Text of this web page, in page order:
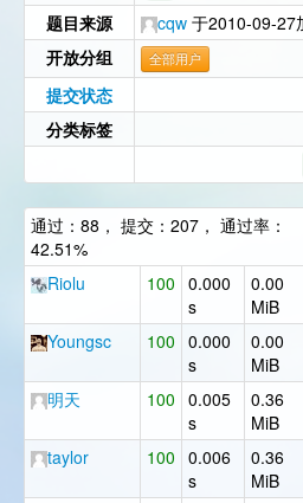
题目来源 cqw 于2010-09-27
开放分组
全部用户
提交状态
分类标签
通过：88， 提交：207， 通过率：
42.51%
Riolu
100 0.000
s
0.00
MiB
Youngsc 100 0.000
s
0.00
MiB
明天 100 0.005
s
0.36
MiB
taylor 100 0.006
s
0.36
MiB